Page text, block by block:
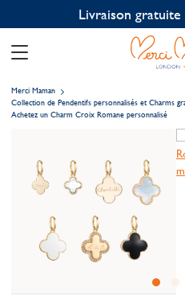
Merci Maman
Collection de Pendentifs personnalisés et Charms
Achetez un Charm Croix Romane personnalisé